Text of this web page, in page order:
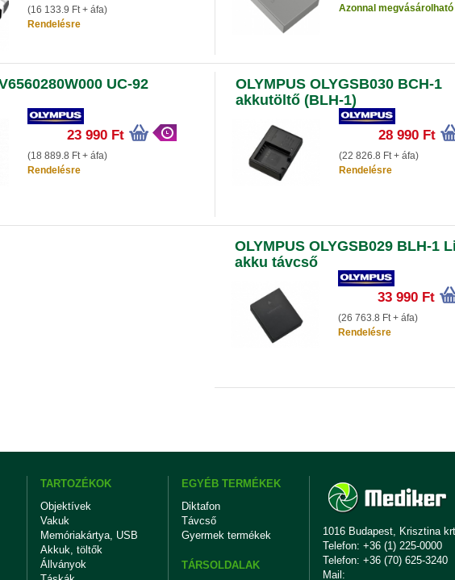
(16 133.9 Ft + áfa)
Rendelésre
Azonnal megvásárolható
UC-92
23 990 Ft
(18 889.8 Ft + áfa)
Rendelésre
OLYMPUS OLYGSB030 BCH-1
akkutöltő (BLH-1)
28 990 Ft
(22 826.8 Ft + áfa)
Rendelésre
OLYMPUS OLYGSB029 BLH-1
akku távcső
33 990 Ft
(26 763.8 Ft + áfa)
Rendelésre
TARTOZÉKOK
Objektívek
Vakuk
Memóriakártya, USB
Akkuk, töltők
Állványok
EGYÉB TERMÉKEK
Diktafon
Távcső
Gyermek termékek
TÁRSOLDALAK
1016 Budapest, Krisztina
Telefon: +36 (1) 225-0000
Telefon: +36 (70) 625-3240
Mail: